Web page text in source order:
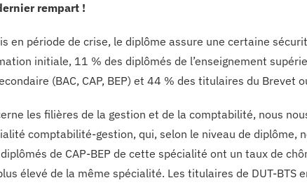
rempart !
en période de crise, le diplôme assure une certaine
initiale, 11 % des diplômés de l’enseignement
(BAC, CAP, BEP) et 44 % des titulaires du Brevet
les filières de la gestion et de la comptabilité, nous
comptabilité-gestion, qui, selon le niveau de diplôme,
de CAP-BEP de cette spécialité ont un taux de
élevé de la même spécialité. Les titulaires de DUT-